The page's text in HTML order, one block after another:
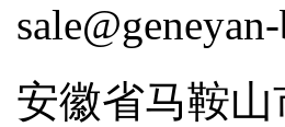
安徽省马鞍